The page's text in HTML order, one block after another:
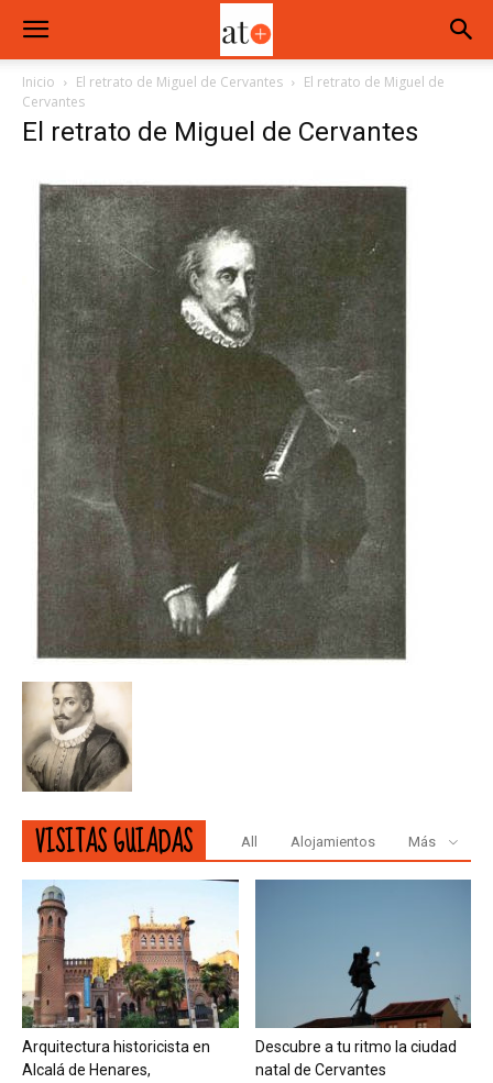
Inicio El retrato de Miguel de Cervantes
El retrato de Miguel de
Cervantes
El retrato de Miguel de Cervantes
VISITAS GUIADAS All Alojamientos Más
Arquitectura historicista en
Alcalá de Henares,
Descubre a tu ritmo la ciudad
natal de Cervantes